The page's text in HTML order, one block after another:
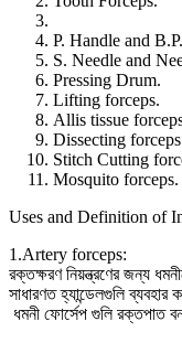
P. Handle and
S. Needle and
Pressing Drum.
Lifting forceps.
Allis tissue
Dissecting
Stitch Cutting
Mosquito forceps.
Uses and Definition of
1.Artery forceps:
রক্তক্ষরণ নিয়ন্ত্রণের জন্য
সাধারণত হ্যান্ডেলগুলি ব্যবহার
ধমনী ফোর্সেপ গুলি রক্তপাত